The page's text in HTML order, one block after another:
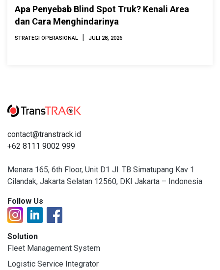
Apa Penyebab Blind Spot Truk? Kenali Area
dan Cara Menghindarinya
STRATEGI OPERASIONAL | JULI 28, 2026
contact@transtrack.id
+62 8111 9002 999
Menara 165, 6th Floor, Unit D1 Jl. TB Simatupang Kav 1
Cilandak, Jakarta Selatan 12560, DKI Jakarta – Indonesia
Follow Us
Solution
Fleet Management System
Logistic Service Integrator